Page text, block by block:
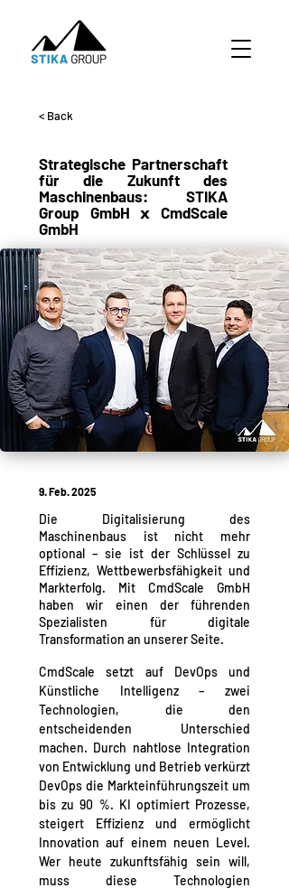
< Back
Strategische Partnerschaft
für die Zukunft des
Maschinenbaus: STIKA
Group GmbH 𝘅 CmdScale
GmbH
9. Feb. 2025
Die Digitalisierung des
Maschinenbaus ist nicht mehr
optional – sie ist der Schlüssel zu
Effizienz, Wettbewerbsfähigkeit und
Markterfolg. Mit CmdScale GmbH
haben wir einen der führenden
Spezialisten für digitale
Transformation an unserer Seite.
CmdScale setzt auf DevOps und
Künstliche Intelligenz – zwei
Technologien, die den
entscheidenden Unterschied
machen. Durch nahtlose Integration
von Entwicklung und Betrieb verkürzt
DevOps die Markteinführungszeit um
bis zu 90 %. KI optimiert Prozesse,
steigert Effizienz und ermöglicht
Innovation auf einem neuen Level.
Wer heute zukunftsfähig sein will,
muss diese Technologien